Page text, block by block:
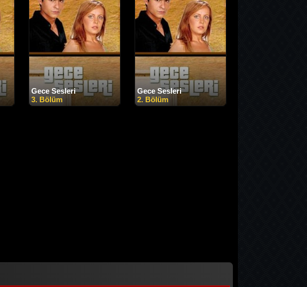
Gece Sesleri
3. Bölüm
Gece Sesleri
2. Bölüm